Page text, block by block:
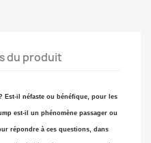
du produit
Est-il néfaste ou bénéfique, pour les
est-il un phénomène passager ou
répondre à ces questions, dans